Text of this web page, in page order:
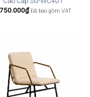
₫ Đã bao gồm VAT